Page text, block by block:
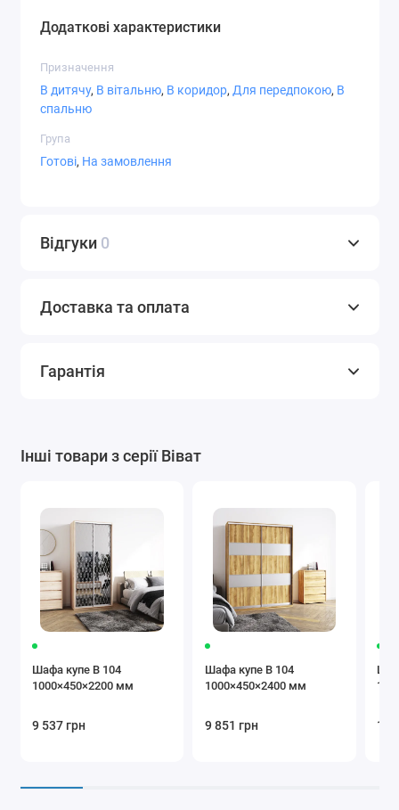
Графіт
Світло
коричневий
Бежевий Коричневий Крем
Додаткові характеристики
Призначення
В дитячу, В вітальню, В коридор, Для передпокою, В
спальню
Група
Готові, На замовлення
Відгуки 0
Доставка та оплата
Гарантія
Інші товари з серії Віват
Шафа купе В 104
1000×450×2200 мм
9 537 грн
Шафа купе В 104
1000×450×2400 мм
9 851 грн 10